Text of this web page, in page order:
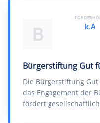
B
Bürgerstiftung Gut
Die Bürgerstiftung
das Engagement der
fördert
k.A